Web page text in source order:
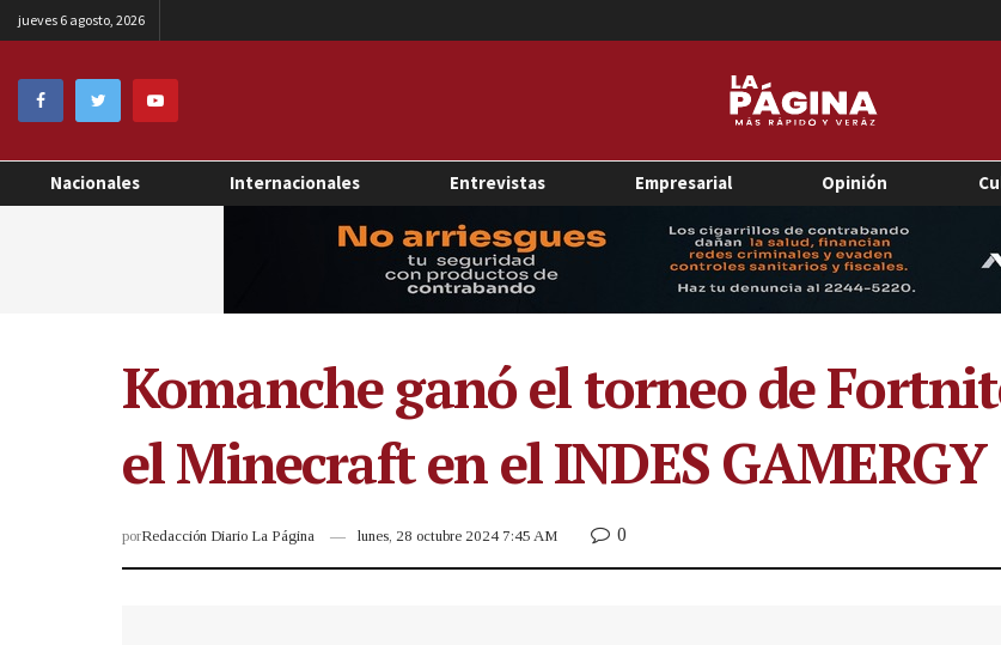
jueves 6 agosto, 2026
Nacionales Internacionales Entrevistas Empresarial Opinión
Komanche ganó el torneo de
el Minecraft en el INDES GAMERGY
porRedacción Diario La Página lunes, 28 octubre 2024 7:45 AM 0